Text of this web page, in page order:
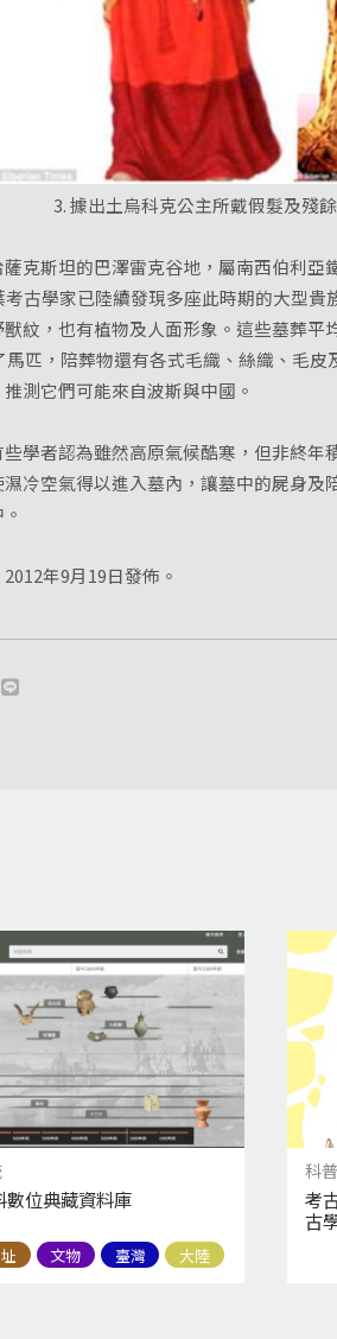
3. 據出土烏科克公主所戴假髮及殘
斯坦的巴澤雷克谷地，屬南西伯利亞
古學家已陸續發現多座此時期的大型
紋，也有植物及人面形象。這些墓葬
匹，陪葬物還有各式毛織、絲織、毛
測它們可能來自波斯與中國。
者認為雖然高原氣候酷寒，但非終年
冷空氣得以進入墓內，讓墓中的屍身
年9月19日發佈。
數位典藏資料庫
文物 臺灣 大陸
科
考
古